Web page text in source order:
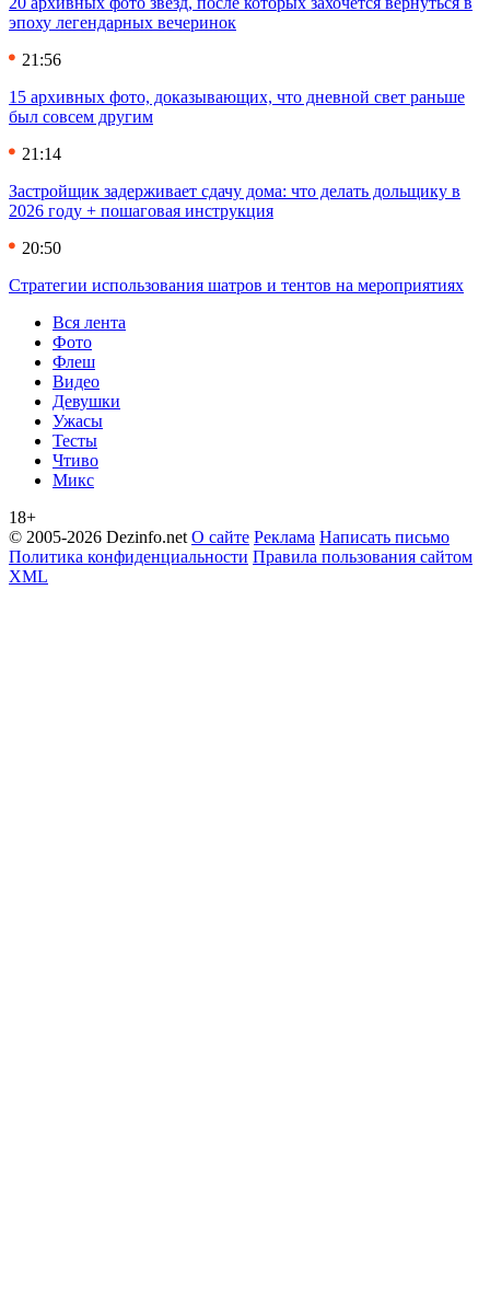
эпоху легендарных вечеринок
21:56
15 архивных фото, доказывающих, что дневной свет раньше
был совсем другим
21:14
Застройщик задерживает сдачу дома: что делать дольщику в
2026 году + пошаговая инструкция
20:50
Стратегии использования шатров и тентов на мероприятиях
Вся лента
Фото
Флеш
Видео
Девушки
Ужасы
Тесты
Чтиво
Микс
18+
© 2005-2026 Dezinfo.net О сайте Реклама Написать письмо
Политика конфиденциальности Правила пользования сайтом
XML